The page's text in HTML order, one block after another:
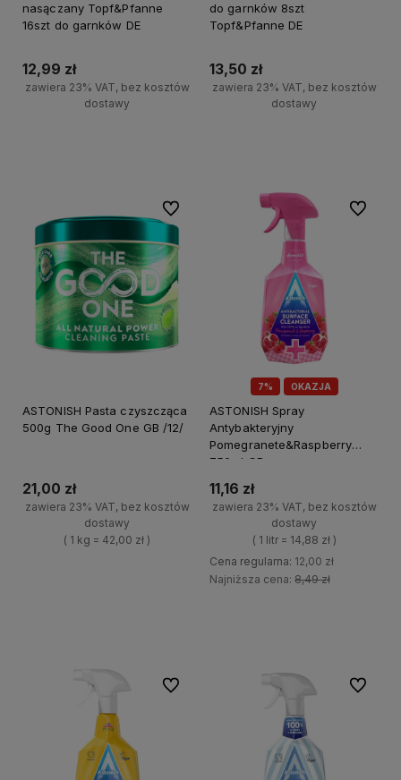
nasączany Topf&Pfanne
16szt do garnków DE
12,99 zł
zawiera 23% VAT, bez kosztów
dostawy
do garnków 8szt
Topf&Pfanne DE
13,50 zł
zawiera 23% VAT, bez kosztów
dostawy
ASTONISH Pasta czyszcząca
500g The Good One GB /12/
21,00 zł
zawiera 23% VAT, bez kosztów
dostawy
( 1 kg = 42,00 zł )
Do ulubionych
7% OKAZJA
ASTONISH Spray
Antybakteryjny
Pomegranete&Raspberry
750ml GB
11,16 zł
zawiera 23% VAT, bez kosztów
dostawy
( 1 litr = 14,88 zł )
Cena regularna: 12,00 zł
Najniższa cena: 8,49 zł
Do
Do ulubionych Do